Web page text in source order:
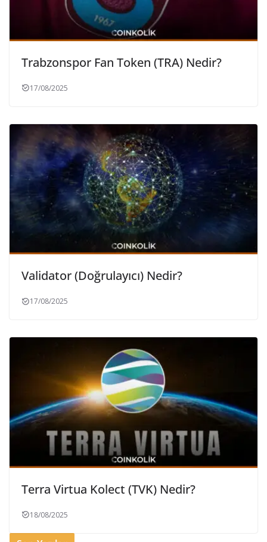
Trabzonspor Fan Token (TRA) Nedir?
17/08/2025
Validator (Doğrulayıcı) Nedir?
17/08/2025
Terra Virtua Kolect (TVK) Nedir?
18/08/2025